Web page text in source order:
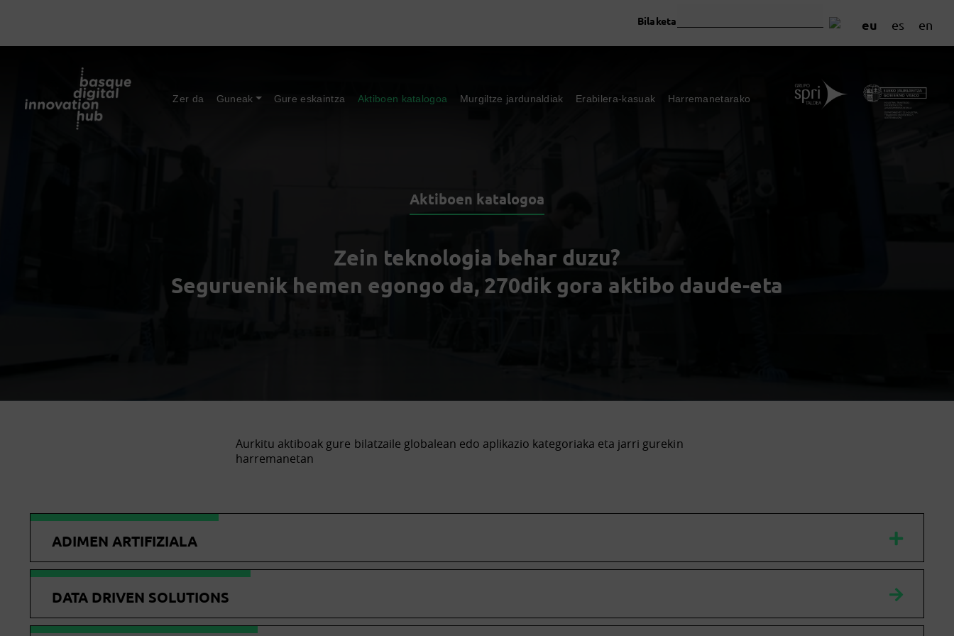
eu es en
Bilaketa
Zer da Guneak Gure eskaintza Aktiboen katalogoa Murgiltze jardunaldiak Erabilera-kasuak Harremanetarako
Aktiboen katalogoa
Zein teknologia behar duzu?
Seguruenik hemen egongo da, 270dik gora aktibo daude-eta
Aurkitu aktiboak gure bilatzaile globalean edo aplikazio kategoriaka eta jarri gurekin
harremanetan
ADIMEN ARTIFIZIALA
DATA DRIVEN SOLUTIONS